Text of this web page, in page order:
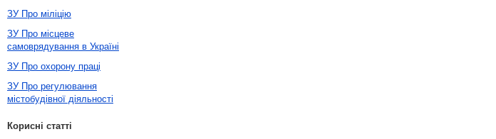
ЗУ Про міліцію
ЗУ Про місцеве
самоврядування в Україні
ЗУ Про охорону праці
ЗУ Про регулювання
містобудівної діяльності
Корисні статті